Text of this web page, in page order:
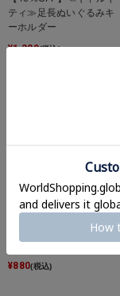
ティ≫足長ぬいぐるみキ
ーホルダー
¥1,320(税込)
【34%OFF】メタルキー
ホルダー/ネイルモチー
¥880(税込)